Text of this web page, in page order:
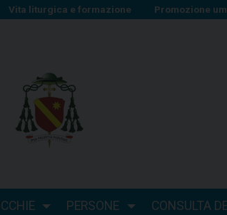
Vita liturgica e formazione Promozione
PERSONE CONSULTA